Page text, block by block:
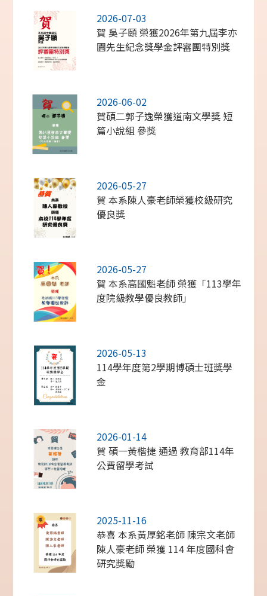
2026-07-03
賀 吳子頤 榮獲2026年第九屆李亦
園先生紀念獎學金評審團特別獎
2026-06-02
賀碩二郭子逸榮獲道南文學獎 短
篇小說組 參獎
2026-05-27
賀 本系陳人豪老師榮獲校級研究
優良獎
2026-05-27
賀 本系高國魁老師 榮獲「113學年
度院級教學優良教師」
2026-05-13
114學年度第2學期博碩士班獎學
金
2026-01-14
賀 碩一黃楷捷 通過 教育部114年
公費留學考試
2025-11-16
恭喜 本系黃厚銘老師 陳宗文老師
陳人豪老師 榮獲 114 年度國科會
研究獎勵